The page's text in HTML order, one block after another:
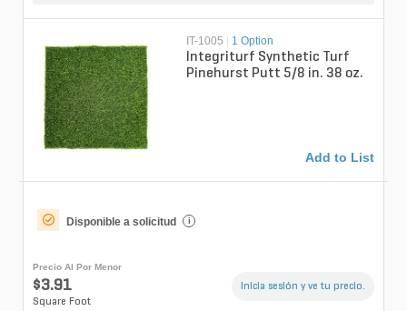
IT-1005 1 Option
Integriturf Synthetic Turf
Pinehurst Putt 5/8 in. 38 oz.
Add to List
Disponible a solicitud i
Precio Al Por Menor
$3.91
Square Foot
Inicia sesión y ve tu precio.